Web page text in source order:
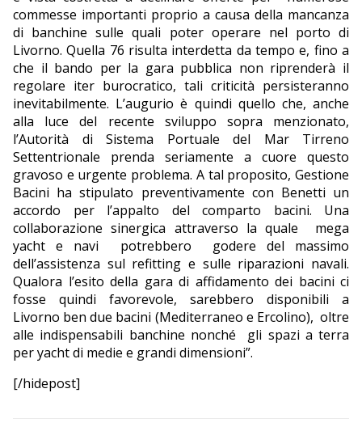
commesse importanti proprio a causa della mancanza
di banchine sulle quali poter operare nel porto di
Livorno. Quella 76 risulta interdetta da tempo e, fino a
che il bando per la gara pubblica non riprenderà il
regolare iter burocratico, tali criticità persisteranno
inevitabilmente. L’augurio è quindi quello che, anche
alla luce del recente sviluppo sopra menzionato,
l’Autorità di Sistema Portuale del Mar Tirreno
Settentrionale prenda seriamente a cuore questo
gravoso e urgente problema. A tal proposito, Gestione
Bacini ha stipulato preventivamente con Benetti un
accordo per l’appalto del comparto bacini. Una
collaborazione sinergica attraverso la quale
mega
yacht e navi
potrebbero
godere del massimo
dell’assistenza sul refitting e sulle riparazioni navali.
Qualora l’esito della gara di affidamento dei bacini ci
fosse quindi favorevole, sarebbero disponibili a
Livorno ben due bacini (Mediterraneo e Ercolino), oltre
alle indispensabili banchine nonché
gli spazi a terra
per yacht di medie e grandi dimensioni”.
[/hidepost]